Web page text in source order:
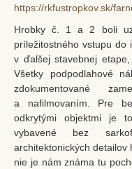
https://rkfustropkov.sk/
Hrobky č. 1 a 2 boli
príležitostného vstupu do
v ďalšej stavebnej
Všetky podpodlahové
zdokumentované
a nafilmovaním. Pre
odkrytými objektmi je
vybavené bez
architektonických detailov
nie je nám známa tu